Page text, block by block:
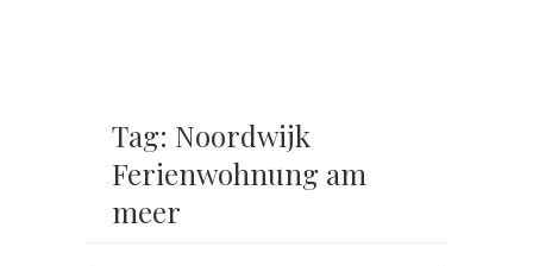
Tag: Noordwijk
Ferienwohnung am
meer